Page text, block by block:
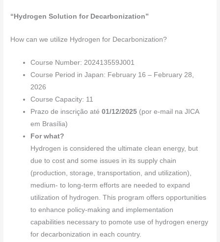
b
o
k
dI
n
A
p
a
m
st
“Hydrogen Solution for Decarbonization”
How can we utilize Hydrogen for Decarbonization?
Course Number: 202413559J001
Course Period in Japan: February 16 – February 28,
2026
Course Capacity: 11
Prazo de inscrição até01/12/2025 (por e-mail na JICA
em Brasília)
For what?
Hydrogen is considered the ultimate clean energy, but
due to cost and some issues in its supply chain
(production, storage, transportation, and utilization),
medium- to long-term efforts are needed to expand
utilization of hydrogen. This program offers opportunities
to enhance policy-making and implementation
capabilities necessary to pomote use of hydrogen energy
for decarbonization in each country.